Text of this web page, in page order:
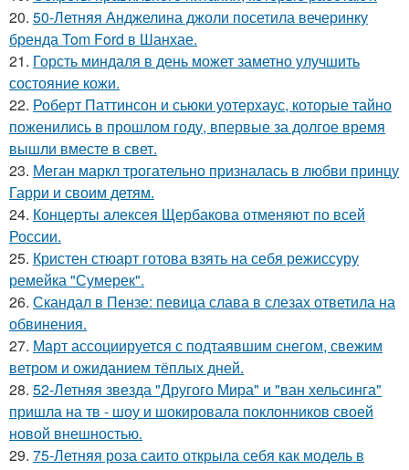
20. 50-Летняя Анджелина джоли посетила вечеринку
бренда Tom Ford в Шанхае.
21. Горсть миндаля в день может заметно улучшить
состояние кожи.
22. Роберт Паттинсон и сьюки уотерхаус, которые тайно
поженились в прошлом году, впервые за долгое время
вышли вместе в свет.
23. Меган маркл трогательно призналась в любви принцу
Гарри и своим детям.
24. Концерты алексея Щербакова отменяют по всей
России.
25. Кристен стюарт готова взять на себя режиссуру
ремейка "Сумерек".
26. Скандал в Пензе: певица слава в слезах ответила на
обвинения.
27. Март ассоциируется с подтаявшим снегом, свежим
ветром и ожиданием тёплых дней.
28. 52-Летняя звезда "Другого Мира" и "ван хельсинга"
пришла на тв - шоу и шокировала поклонников своей
новой внешностью.
29. 75-Летняя роза саито открыла себя как модель в